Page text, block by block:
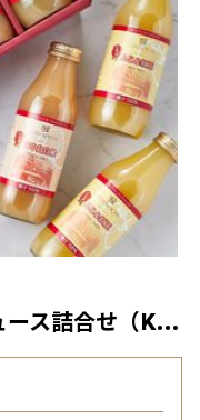
上高地帝国ホテル信州産ジュース詰合せ（KTJ-50）2種5本入